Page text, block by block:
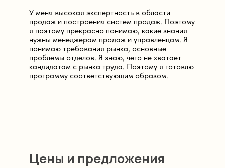
У меня высокая экспертность в области
продаж и построения систем продаж. Поэтому
я поэтому прекрасно понимаю, какие знания
нужны менеджерам продаж и управленцам. Я
понимаю требования рынка, основные
проблемы отделов. Я знаю, чего не хватает
кандидатам с рынка труда. Поэтому я готовлю
программу соответствующим образом.
Цены и предложения